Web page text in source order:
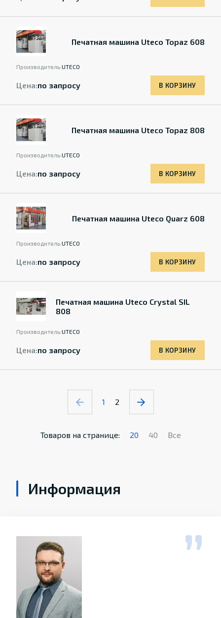
Печатная машина Uteco Topaz 608
Производитель:UTECO
Цена:по запросу В КОРЗИНУ
Печатная машина Uteco Topaz 808
Производитель:UTECO
Цена:по запросу В КОРЗИНУ
Печатная машина Uteco Quarz 608
Производитель:UTECO
Цена:по запросу В КОРЗИНУ
Печатная машина Uteco Crystal SIL
808
Производитель:UTECO
Цена:по запросу В КОРЗИНУ
1 2
Товаров на странице: 20 40 Все
Информация